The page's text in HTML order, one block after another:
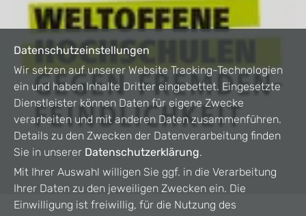
Datenschutzeinstellungen
Wir setzen auf unserer Website Tracking-Technologien
ein und haben Inhalte Dritter eingebettet. Eingesetzte
Dienstleister können Daten für eigene Zwecke
verarbeiten und mit anderen Daten zusammenführen.
Details zu den Zwecken der Datenverarbeitung finden
Sie in unserer Datenschutzerklärung.
Mit Ihrer Auswahl willigen Sie ggf. in die Verarbeitung
Ihrer Daten zu den jeweiligen Zwecken ein. Die
Einwilligung ist freiwillig, für die Nutzung des